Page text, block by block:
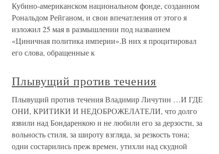
Кубино-американском национальном фонде, созданном
Рональдом Рейганом, и свои впечатления от этого я
изложил 25 мая в размышлении под названием
«Циничная политика империи».В них я процитировал
его слова, обращенные к
Плывущий против течения
Плывущий против течения Владимир Личутин …И ГДЕ
ОНИ, КРИТИКИ И НЕДОБРОЖЕЛАТЕЛИ, что долго
язвили над Бондаренкою и не любили его за дерзости, за
вольность стиля, за широту взгляда, за резкость тона;
одни состарились преж времен, утихли над скудной